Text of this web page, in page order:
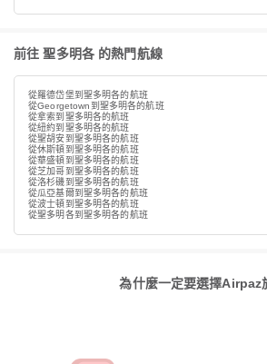
前往 聖多明各 的熱門航線
從羅德岱堡到聖多明各的航班
從Georgetown到聖多明各的航班
從拿索到聖多明各的航班
從紐約到聖多明各的航班
從聖胡安到聖多明各的航班
從休斯頓到聖多明各的航班
從華盛頓到聖多明各的航班
從芝加哥到聖多明各的航班
從洛杉磯到聖多明各的航班
從瓜亞基爾到聖多明各的航班
從波士頓到聖多明各的航班
從聖多明各到聖多明各的航班
為什麼一定要選擇Airpaz